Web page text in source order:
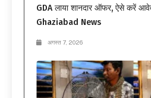
GDA लाया शानदार ऑफर, ऐसे करें
Ghaziabad News
अगस्त 7, 2026